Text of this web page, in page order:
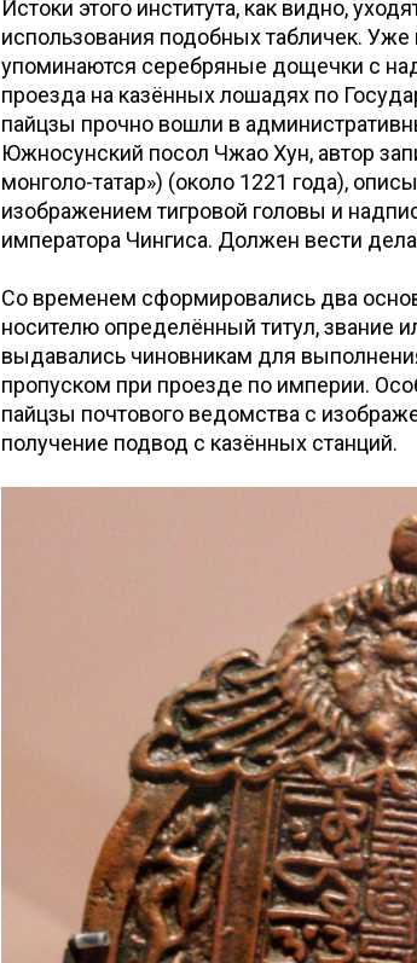
Истоки этого института, как видно,
использования подобных табличек.
упоминаются серебряные дощечки с
проезда на казённых лошадях по
пайцзы прочно вошли в
Южносунский посол Чжао Хун, автор
монголо-татар») (около 1221 года),
изображением тигровой головы и
императора Чингиса. Должен вести
Со временем сформировались два
носителю определённый титул, звание
выдавались чиновникам для
пропуском при проезде по империи.
пайцзы почтового ведомства с
получение подвод с казённых станций.